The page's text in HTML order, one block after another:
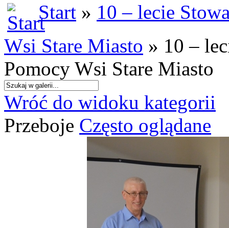
Start » 10 – lecie
Wsi Stare Miasto » 10 –
Pomocy Wsi Stare Miasto
Wróć do widoku kategorii
Przeboje Często oglądane